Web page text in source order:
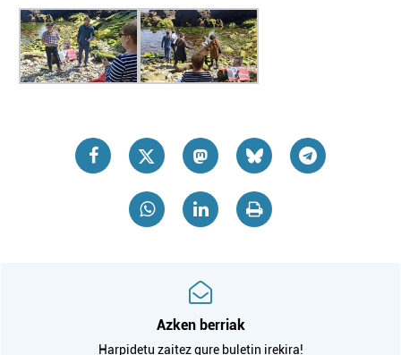
Azken berriak
Harpidetu zaitez gure buletin irekira!